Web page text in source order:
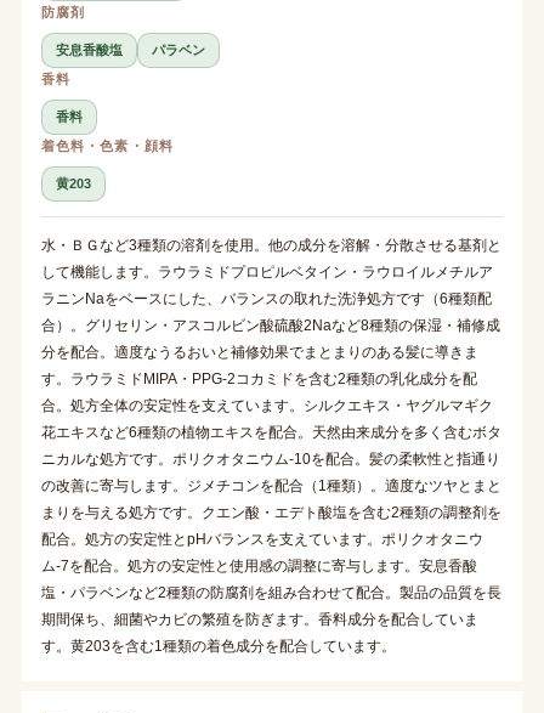
防腐剤
安息香酸塩
パラベン
香料
香料
着色料・色素・顔料
黄203
水・ＢＧなど3種類の溶剤を使用。他の成分を溶解・分散させる基剤と
して機能します。ラウラミドプロピルベタイン・ラウロイルメチルア
ラニンNaをベースにした、バランスの取れた洗浄処方です（6種類配
合）。グリセリン・アスコルビン酸硫酸2Naなど8種類の保湿・補修成
分を配合。適度なうるおいと補修効果でまとまりのある髪に導きま
す。ラウラミドMIPA・PPG-2コカミドを含む2種類の乳化成分を配
合。処方全体の安定性を支えています。シルクエキス・ヤグルマギク
花エキスなど6種類の植物エキスを配合。天然由来成分を多く含むボタ
ニカルな処方です。ポリクオタニウム-10を配合。髪の柔軟性と指通り
の改善に寄与します。ジメチコンを配合（1種類）。適度なツヤとまと
まりを与える処方です。クエン酸・エデト酸塩を含む2種類の調整剤を
配合。処方の安定性とpHバランスを支えています。ポリクオタニウ
ム-7を配合。処方の安定性と使用感の調整に寄与します。安息香酸
塩・パラベンなど2種類の防腐剤を組み合わせて配合。製品の品質を長
期間保ち、細菌やカビの繁殖を防ぎます。香料成分を配合していま
す。黄203を含む1種類の着色成分を配合しています。